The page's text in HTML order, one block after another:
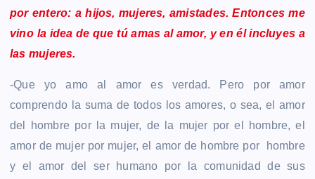
por entero: a hijos, mujeres, amistades. Entonces me
vino la idea de que tú amas al amor, y en él incluyes a
las mujeres.
-Que yo amo al amor es verdad. Pero por amor
comprendo la suma de todos los amores, o sea, el amor
del hombre por la mujer, de la mujer por el hombre, el
amor de mujer por mujer, el amor de hombre por hombre
y el amor del ser humano por la comunidad de sus